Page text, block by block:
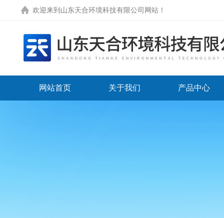
欢迎来到 山东天合环境科技有限公司网站 ！
网站首页 关于我们 产品中心